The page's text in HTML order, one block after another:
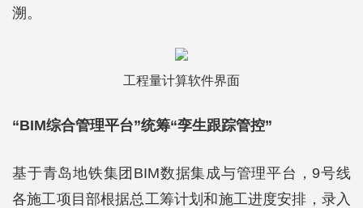
溯。
工程量计算软件界面
“BIM综合管理平台”统筹“孪生跟踪管控”
基于青岛地铁集团BIM数据集成与管理平台，9号线
各施工项目部根据总工筹计划和施工进度安排，录入